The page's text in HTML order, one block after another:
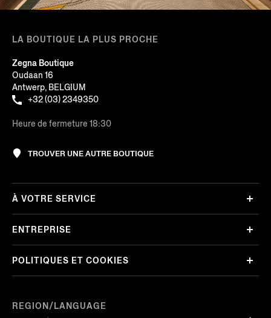
LA BOUTIQUE LA PLUS PROCHE
Zegna Boutique
Oudaan 16
Antwerp, BELGIUM
+32 (03) 2349350
Heure de fermeture 18:30
TROUVER UNE AUTRE BOUTIQUE
REGION/LANGUAGE
À VOTRE SERVICE
ENTREPRISE
POLITIQUES ET COOKIES